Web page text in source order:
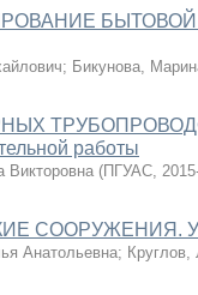
; Бикунова,
работы
Викторовна (ПГУАС,
СООРУЖЕНИЯ.
Анатольевна;